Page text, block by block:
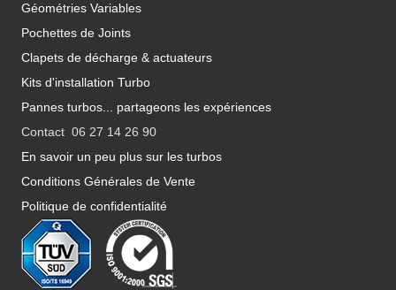
Géométries Variables
Pochettes de Joints
Clapets de décharge & actuateurs
Kits d'installation Turbo
Pannes turbos... partageons les expériences
Contact 06 27 14 26 90
En savoir un peu plus sur les turbos
Conditions Générales de Vente
Politique de confidentialité